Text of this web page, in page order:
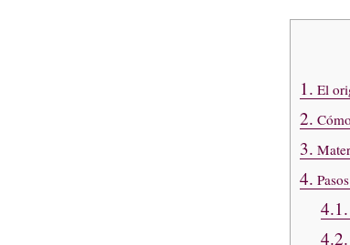
1. El
2.
3.
4.
4.1.
4.2.